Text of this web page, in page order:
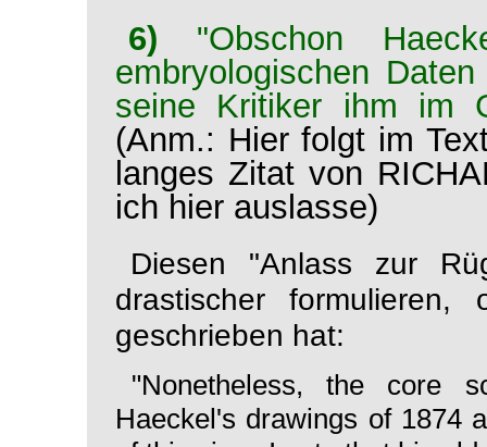
6) "Obschon
embryologischen
seine Kritiker ihm im
(Anm.: Hier folgt im
langes Zitat von
ich hier auslasse)
Diesen "Anlass zur
drastischer formulieren,
geschrieben hat:
"Nonetheless, the core
Haeckel's drawings of 1874